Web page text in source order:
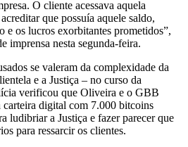
O cliente acessava aquela
que possuía aquele saldo,
os lucros exorbitantes prometidos”,
imprensa nesta segunda-feira.
se valeram da complexidade da
e a Justiça – no curso da
verificou que Oliveira e o GBB
carteira digital com 7.000 bitcoins
ludibriar a Justiça e fazer parecer que
para ressarcir os clientes.